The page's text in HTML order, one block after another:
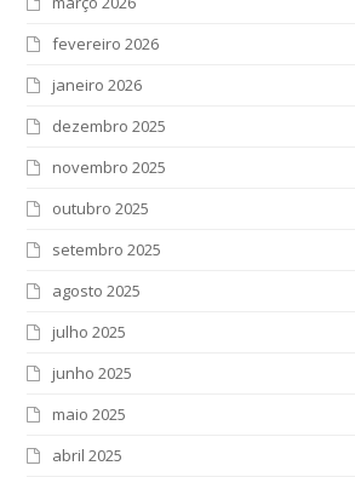
fevereiro 2026
janeiro 2026
dezembro 2025
novembro 2025
outubro 2025
setembro 2025
agosto 2025
julho 2025
junho 2025
maio 2025
abril 2025